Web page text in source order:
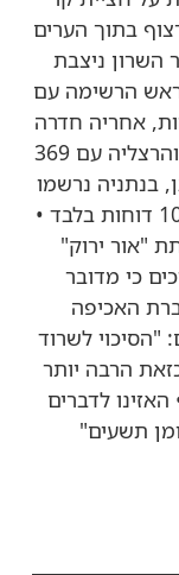
בתוך הערים
השרון ניצבת
הרשימה עם
אחריה חדרה
עם 500 והרצליה עם 369
בנתניה נרשמו
השנה 103 דוחות בלבד •
"אור ירוק"
כי מדובר
האכיפה
"הסיכוי לשרוד
הרבה יותר
האזינו לדברים
תשעים"